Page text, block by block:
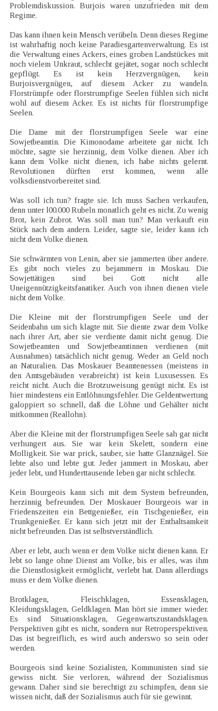
Problemdiskussion. Burjois waren unzufrieden mit dem
Regime.
Das kann ihnen kein Mensch verübeln. Denn dieses Regime
ist wahrhaftig noch keine Paradiesgartenverwaltung. Es ist
die Verwaltung eines Ackers, eines groben Landstückes mit
noch vielem Unkraut, schlecht gejätet, sogar noch schlecht
gepflügt. Es ist kein Herzvergnügen, kein
Burjoisvergnügen, auf diesem Acker zu wandeln.
Florstrümpfe oder florstrumpfige Seelen fühlen sich nicht
wohl auf diesem Acker. Es ist nichts für florstrumpfige
Seelen.
Die Dame mit der florstrumpfigen Seele war eine
Sowjetbeamtin. Die Kimonodame arbeitete gar nicht. Ich
möchte, sagte sie herzinnig, dem Volke dienen. Aber ich
kann dem Volke nicht dienen, ich habe nichts gelernt.
Revolutionen dürften erst kommen, wenn alle
volksdienstvorbereitet sind.
Was soll ich tun? fragte sie. Ich muss Sachen verkaufen,
denn unter l00.000 Rubeln monatlich geht es nicht. Zu wenig
Brot, kein Zubrot. Was soll man tun? Man verkauft ein
Stück nach dem andern. Leider, sagte sie, leider kann ich
nicht dem Volke dienen.
Sie schwärmten von Lenin, aber sie jammerten über andere.
Es gibt noch vieles zu bejammern in Moskau. Die
Sowjettätigen sind bei Gott nicht alle
Uneigennützigkeitsfanatiker. Auch von ihnen dienen viele
nicht dem Volke.
Die Kleine mit der florstrumpfigen Seele und der
Seidenbahn um sich klagte mit. Sie diente zwar dem Volke
nach ihrer Art, aber sie verdiente damit nicht genug. Die
Sowjetbeamten und Sowjetbeamtinnen verdienen (mit
Ausnahmen) tatsächlich nicht genug. Weder an Geld noch
an Naturalien. Das Moskauer Beamtenessen (meistens in
den Amtsgebäuden verabreicht) ist kein Luxusessen. Es
reicht nicht. Auch die Brotzuweisung genügt nicht. Es ist
hier mindestens ein Entlöhnungsfehler. Die Geldentwertung
galoppiert so schnell, daß die Löhne und Gehälter nicht
mitkommen (Reallohn).
Aber die Kleine mit der florstrumpfigen Seele sah gar nicht
verhungert aus. Sie war kein Skelett, sondern eine
Molligkeit. Sie war prick, sauber, sie hatte Glanznägel. Sie
lebte also und lebte gut. Jeder jammert in Moskau, aber
jeder lebt, und Hunderttausende leben gar nicht schlecht.
Kein Bourgeois kann sich mit dem System befreunden,
herzinnig befreunden. Der Moskauer Bourgeois war in
Friedenszeiten ein Bettgenießer, ein Tischgenießer, ein
Trunkgenießer. Er kann sich jetzt mit der Enthaltsamkeit
nicht befreunden. Das ist selbstverständlich.
Aber er lebt, auch wenn er dem Volke nicht dienen kann. Er
lebt so lange ohne Dienst am Volke, bis er alles, was ihm
die Dienstlosigkeit ermöglicht, verlebt hat. Dann allerdings
muss er dem Volke dienen.
Brotklagen, Fleischklagen, Essensklagen,
Kleidungsklagen, Geldklagen. Man hört sie immer wieder.
Es sind Situationsklagen, Gegenwartszustandsklagen.
Perspektiven gibt es nicht, sondern nur Retroperspektiven.
Das ist begreiflich, es wird auch anderswo so sein oder
werden.
Bourgeois sind keine Sozialisten, Kommunisten sind sie
gewiss nicht. Sie verloren, während der Sozialismus
gewann. Daher sind sie berechtigt zu schimpfen, denn sie
wissen nicht, daß der Sozialismus auch für sie gewinnt.